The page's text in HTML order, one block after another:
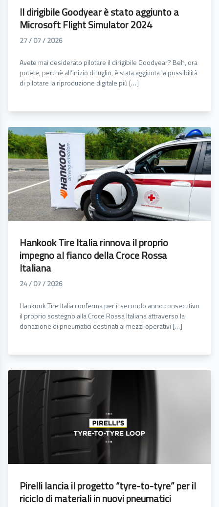
Il dirigibile Goodyear è stato aggiunto a
Microsoft Flight Simulator 2024
27 / 07 / 2026
Avete mai desiderato pilotare il dirigibile Goodyear? Beh, ora
potete, perchè all’inizio di luglio, è stata aggiunta la possibilità
di pilotare la riproduzione digitale più […]
Hankook Tire Italia rinnova il proprio
impegno al fianco della Croce Rossa
Italiana
24 / 07 / 2026
Hankook Tire Italia conferma per il secondo anno consecutivo
il proprio sostegno alla Croce Rossa Italiana attraverso la
donazione di pneumatici destinati ai mezzi operativi […]
Pirelli lancia il progetto “tyre-to-tyre” per il
riciclo di materiali in nuovi pneumatici